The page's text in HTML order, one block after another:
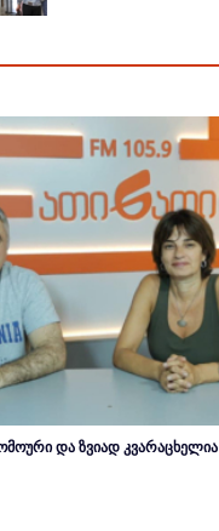
და ზვიად კვარაცხელია